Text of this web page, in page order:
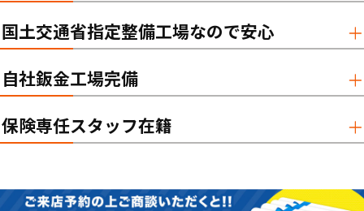
国土交通省指定整備工場なので安心
自社鈑金工場完備
保険専任スタッフ在籍